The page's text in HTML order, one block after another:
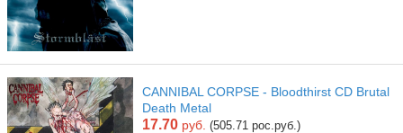
CANNIBAL CORPSE - Bloodthirst CD Brutal
Death Metal
17.70 руб. (505.71 рос.руб.)